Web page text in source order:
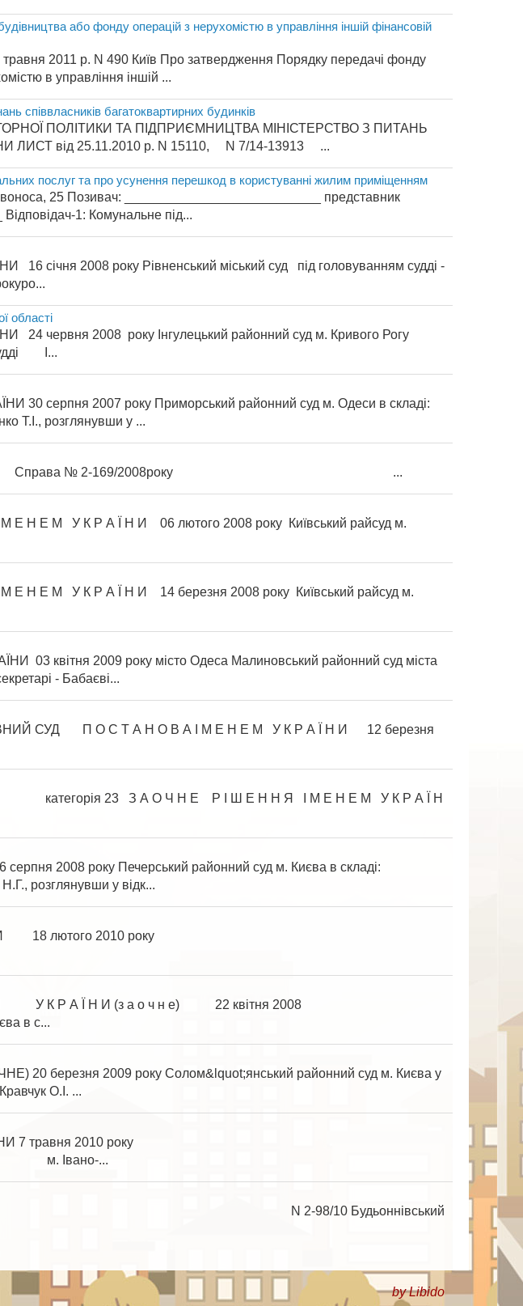
або фонду операцій з нерухомістю в управління іншій фінансовій
2011 р. N 490 Київ Про затвердження Порядку передачі фонду
в управління іншій ...
співвласників багатоквартирних будинків
ПОЛІТИКИ ТА ПІДПРИЄМНИЦТВА МІНІСТЕРСТВО З ПИТАНЬ
від 25.11.2010 р. N 15110, N 7/14-13913 ...
послуг та про усунення перешкод в користуванні жилим приміщенням
25 Позивач: ___________________________ представник
1: Комунальне під...
2008 року Рівненський міський суд під головуванням судді -
області
2008 року Інгулецький районний суд м. Кривого Рогу
І...
серпня 2007 року Приморський районний суд м. Одеси в складі:
Т.І., розглянувши у ...
2008року ...
Е Н Е М У К Р А Ї Н И 06 лютого 2008 року Київський райсуд м.
Е Н Е М У К Р А Ї Н И 14 березня 2008 року Київський райсуд м.
квітня 2009 року місто Одеса Малиновський районний суд міста
- Бабаєві...
СУД П О С Т А Н О В А І М Е Н Е М У К Р А Ї Н И 12 березня
А О Ч Н Е Р І Ш Е Н Н Я І М Е Н Е М У К Р А Ї Н
2008 року Печерський районний суд м. Києва в складі:
розглянувши у відк...
УКРАЇНИ 18 лютого 2010 року
У К Р А Ї Н И (з а о ч н е) 22 квітня 2008
в с...
березня 2009 року Солом&lquot;янський районний суд м. Києва у
О.І. ...
7 травня 2010 року
...
N 2-98/10 Будьоннівський
by Libido